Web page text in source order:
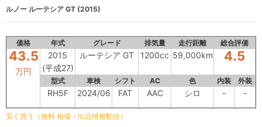
ルノー ルーテシア GT (2015)
価格 年式 グレード 排気量 走行距離 総合評価
43.5
万円
2015
(平成27)
ルーテシア GT 1200cc 59,000km 4.5
型式 車検 シフト AC 色 内装 外装
RH5F 2024/06 FAT AAC シロ - -
安く買う（無料 相場・出品情報配信）